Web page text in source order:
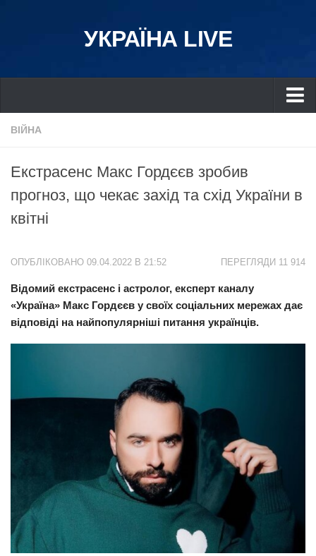
УКРАЇНА LIVE
Україна
Дніпро
Львів
Івано-Франківськ
Донбас
Одеса
Технології
Історії
Рецепти
ВІЙНА
Екстрасенс Макс Гордєєв зробив
прогноз, що чекає захід та схід України в
квітні
ПЕРЕГЛЯДИ 11 914
ОПУБЛІКОВАНО 09.04.2022 В 21:52
Відомий екстрасенс і астролог, експерт каналу
«Україна» Макс Гордєєв у своїх соціальних мережах дає
відповіді на найпопулярніші питання українців.